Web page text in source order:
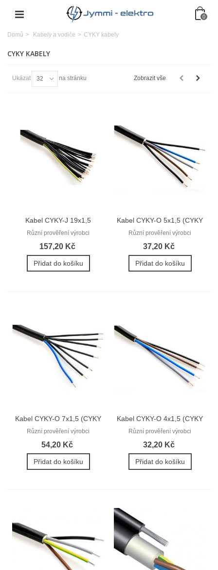
0
Domů > Kabely a vodiče > CYKY kabely
CYKY KABELY
Ukázat 32 na stránku Zobrazit vše
Kabel CYKY-J 19x1,5
(CYKY 19Cx1,5)
Různí prověření výrobci
157,20 Kč
Přidat do košíku
Kabel CYKY-O 5x1,5 (CYKY
5Dx1,5)
Různí prověření výrobci
37,20 Kč
Přidat do košíku
Kabel CYKY-O 7x1,5 (CYKY
7Dx1,5)
Různí prověření výrobci
54,20 Kč
Přidat do košíku
Kabel CYKY-O 4x1,5 (CYKY
4Dx1,5)
Různí prověření výrobci
32,20 Kč
Přidat do košíku